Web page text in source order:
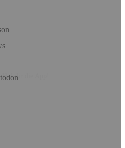
Hol dir die App!